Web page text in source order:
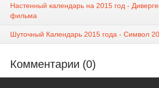
Настенный календарь на 2015 год -
фильма
Шуточный Календарь 2015 года - Символ
Комментарии (0)